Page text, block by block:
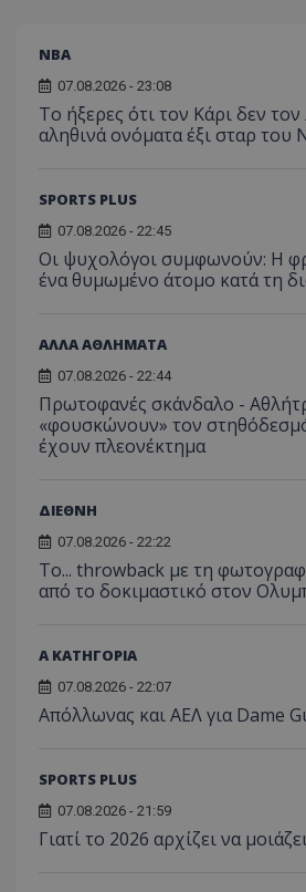
NBA
07.08.2026 - 23:08
Το ήξερες ότι τον Κάρι δεν
αληθινά ονόματα έξι σταρ του
SPORTS PLUS
07.08.2026 - 22:45
Οι ψυχολόγοι συμφωνούν: Η
ένα θυμωμένο άτομο κατά τη
ΑΛΛΑ ΑΘΛΗΜΑΤΑ
07.08.2026 - 22:44
Πρωτοφανές σκάνδαλο -
«φουσκώνουν» τον
έχουν πλεονέκτημα
ΔΙΕΘΝΗ
07.08.2026 - 22:22
Το... throwback με τη
από το δοκιμαστικό στον
Α ΚΑΤΗΓΟΡΙΑ
07.08.2026 - 22:07
Απόλλωνας και ΑΕΛ για Dame
SPORTS PLUS
07.08.2026 - 21:59
Γιατί το 2026 αρχίζει να